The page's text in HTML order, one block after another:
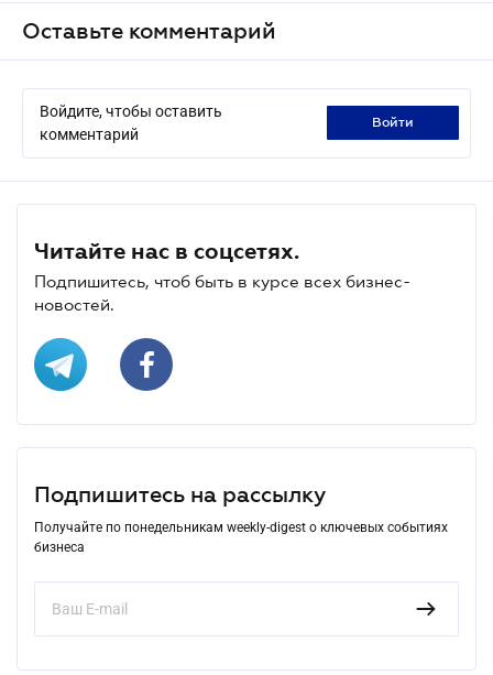
Оставьте комментарий
Войдите, чтобы оставить
комментарий
войти
Читайте нас в соцсетях.
Подпишитесь, чтоб быть в курсе всех бизнес-
новостей.
Подпишитесь на рассылку
Получайте по понедельникам weekly-digest о ключевых событиях
бизнеса